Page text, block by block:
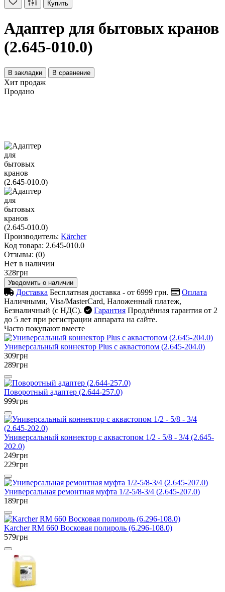
Купить
Адаптер для бытовых кранов
(2.645-010.0)
В закладки В сравнение
Хит продаж
Продано
Производитель: Kärcher
Код товара: 2.645-010.0
Отзывы: (0)
Нет в наличии
328грн
Уведомить о наличии
Доставка Бесплатная доставка - от 6999 грн.
Оплата
Наличными, Visa/MasterCard, Наложенный платеж,
Безналичный (с НДС).
Гарантия Продлённая гарантия от 2
до 5 лет при регистрации аппарата на сайте.
Часто покупают вместе
Универсальный коннектор Plus с аквастопом (2.645-204.0)
309грн
289грн
Поворотный адаптер (2.644-257.0)
999грн
Универсальный коннектор с аквастопом 1/2 - 5/8 - 3/4 (2.645-
202.0)
249грн
229грн
Универсальная ремонтная муфта 1/2-5/8-3/4 (2.645-207.0)
189грн
Karcher RM 660 Восковая полироль (6.296-108.0)
579грн